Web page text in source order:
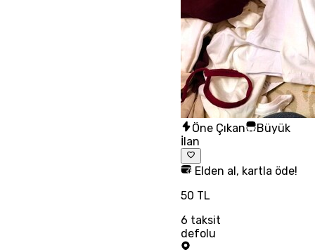
Öne Çıkan
Büyük
İlan
Elden al, kartla öde!
50 TL
6 taksit
defolu